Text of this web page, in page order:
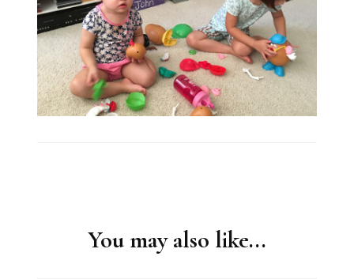
You may also like...